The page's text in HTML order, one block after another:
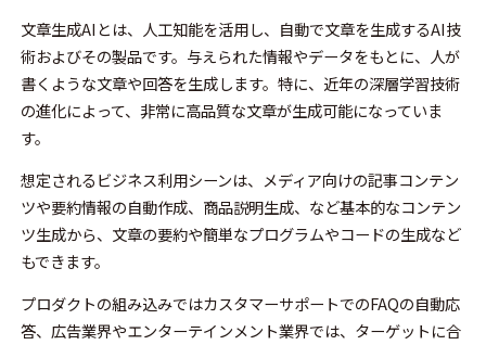
文章生成AIとは、人工知能を活用し、自動で文章を生成するAI技
術およびその製品です。与えられた情報やデータをもとに、人が
書くような文章や回答を生成します。特に、近年の深層学習技術
の進化によって、非常に高品質な文章が生成可能になっていま
す。
想定されるビジネス利用シーンは、メディア向けの記事コンテン
ツや要約情報の自動作成、商品説明生成、など基本的なコンテン
ツ生成から、文章の要約や簡単なプログラムやコードの生成など
もできます。
プロダクトの組み込みではカスタマーサポートでのFAQの自動応
答、広告業界やエンターテインメント業界では、ターゲットに合